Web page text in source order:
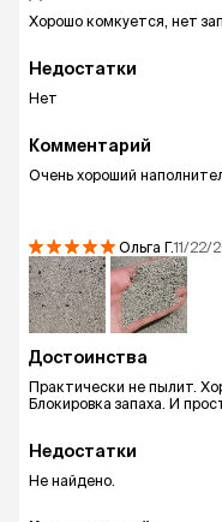
Хорошо комкуется, нет
Недостатки
Нет
Комментарий
Очень хороший
Ольга Г.11/22/
Достоинства
Практически не пылит.
Блокировка запаха. И
Недостатки
Не найдено.